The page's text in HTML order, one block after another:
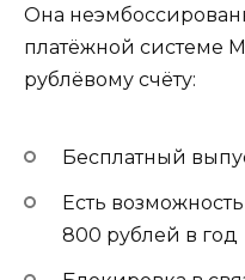
Она
платёжной системе
рублёвому счёту:
Бесплатный
Есть
800 рублей в год